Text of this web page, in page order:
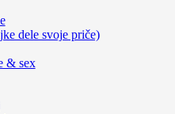
dele svoje priče)
& sex